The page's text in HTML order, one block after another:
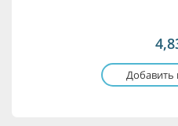
Добавить